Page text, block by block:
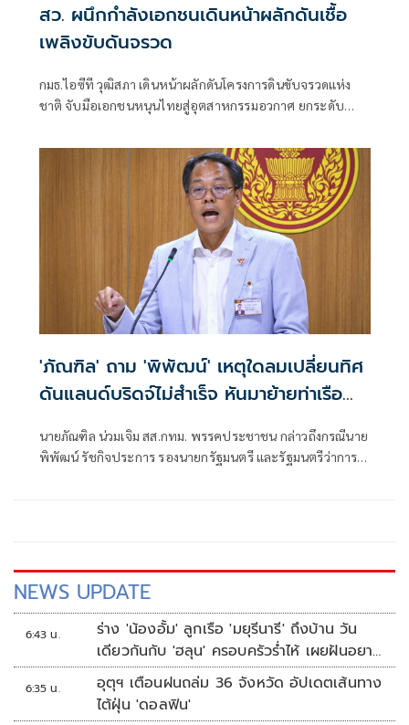
สว. ผนึกกำลังเอกชนเดินหน้าผลักดันเชื้อ
เพลิงขับดันจรวด
กมธ.ไอซีที วุฒิสภา เดินหน้าผลักดันโครงการดินขับจรวดแห่ง
ชาติ จับมือเอกชนหนุนไทยสู่อุตสาหกรรมอวกาศ ยกระดับ
'ภัณฑิล' ถาม 'พิพัฒน์' เหตุใดลมเปลี่ยนทิศ
ดันแลนด์บริดจ์ไม่สำเร็จ หันมาย้ายท่าเรือ
นายภัณฑิล น่วมเจิม สส.กทม. พรรคประชาชน กล่าวถึงกรณีนาย
พิพัฒน์ รัชกิจประการ รองนายกรัฐมนตรี และรัฐมนตรีว่าการ
NEWS UPDATE
6:43 น.
ร่าง 'น้องอั้ม' ลูกเรือ 'มยุรีนารี' ถึงบ้าน วัน
เดียวกันกับ 'ฮลุน' ครอบครัวร่ำไห้ เผยฝันอยาก
เป็นทหารเรือ
6:35 น.
อุตุฯ เตือนฝนถล่ม 36 จังหวัด อัปเดตเส้นทาง
ไต้ฝุ่น 'ดอลฟิน'